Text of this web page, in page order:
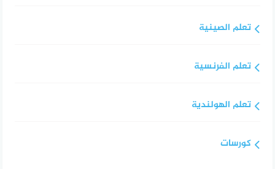
تعلم الصينية
تعلم الفرنسية
تعلم الهولندية
كورسات